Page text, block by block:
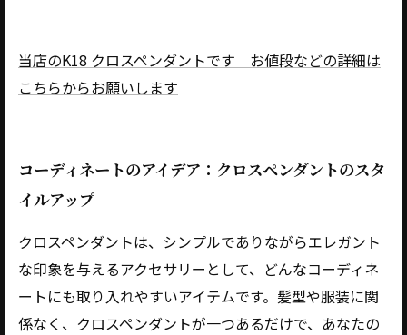
当店のK18 クロスペンダントです お値段などの詳細は
こちらからお願いします
コーディネートのアイデア：クロスペンダントのスタ
イルアップ
クロスペンダントは、シンプルでありながらエレガント
な印象を与えるアクセサリーとして、どんなコーディネ
ートにも取り入れやすいアイテムです。髪型や服装に関
係なく、クロスペンダントが一つあるだけで、あなたの